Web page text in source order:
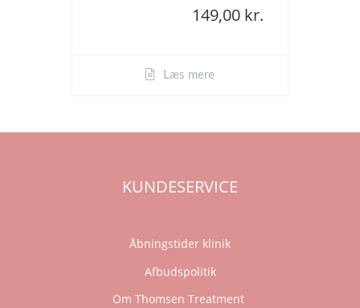
149,00 kr.
Læs mere
KUNDESERVICE
Åbningstider klinik
Afbudspolitik
Om Thomsen Treatment